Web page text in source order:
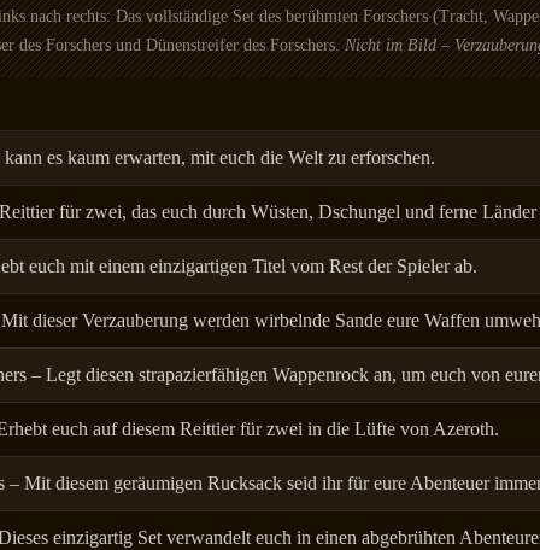
nach rechts: Das vollständige Set des berühmten Forschers (Tracht,
des Forschers und Dünenstreifer des Forschers.Nicht im Bild –
es kaum erwarten, mit euch die Welt zu erforschen.
für zwei, das euch durch Wüsten, Dschungel und ferne Länder
euch mit einem einzigartigen Titel vom Rest der Spieler ab.
dieser Verzauberung werden wirbelnde Sande eure Waffen
– Legt diesen strapazierfähigen Wappenrock an, um euch von
euch auf diesem Reittier für zwei in die Lüfte von Azeroth.
– Mit diesem geräumigen Rucksack seid ihr für eure Abenteuer
einzigartig Set verwandelt euch in einen abgebrühten